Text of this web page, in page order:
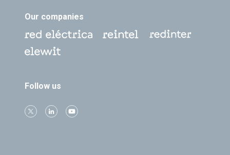
Our companies
Follow us